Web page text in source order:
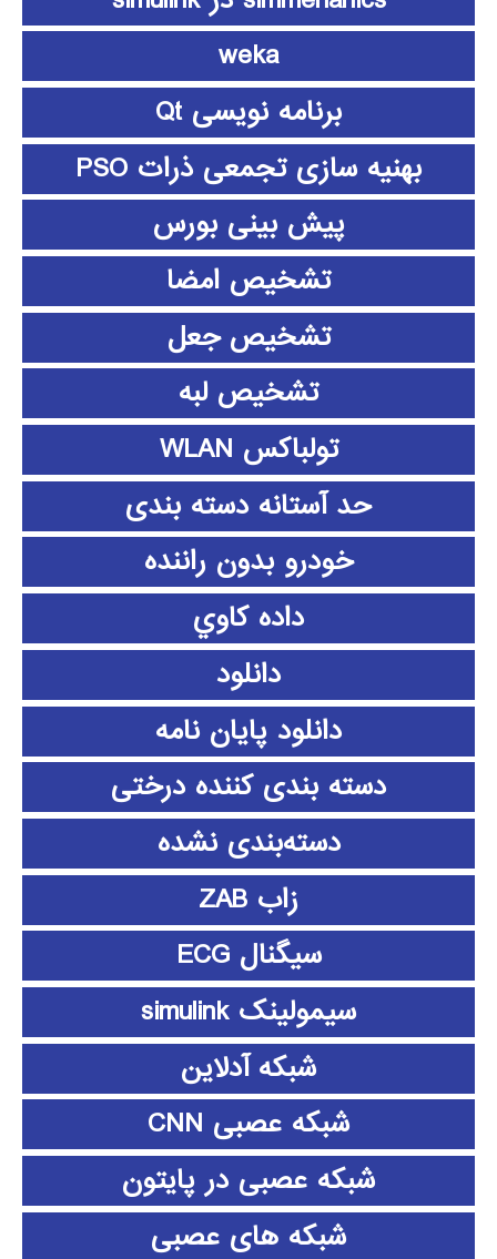
weka
برنامه نویسی Qt
بهنیه سازی تجمعی ذرات PSO
پیش بینی بورس
تشخیص امضا
تشخیص جعل
تشخیص لبه
تولباکس WLAN
حد آستانه دسته بندی
خودرو بدون راننده
داده كاوي
دانلود
دانلود پايان نامه
دسته بندی کننده درختی
دسته‌بندی نشده
زاب ZAB
سیگنال ECG
سیمولینک simulink
شبکه آدلاین
شبکه عصبی CNN
شبکه عصبی در پایتون
شبکه های عصبی